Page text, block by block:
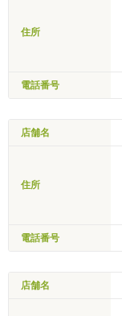
住所
電話番号
店舗名
住所
電話番号
店舗名